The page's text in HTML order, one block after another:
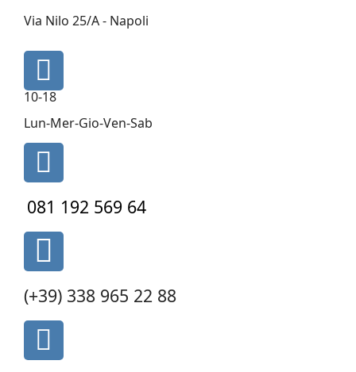
Via Nilo 25/A - Napoli
fa
clock-
o
10-18
Lun-Mer-Gio-Ven-Sab
fa
081 192 569 64
fas
alt
(+39) 338 965 22 88
fa